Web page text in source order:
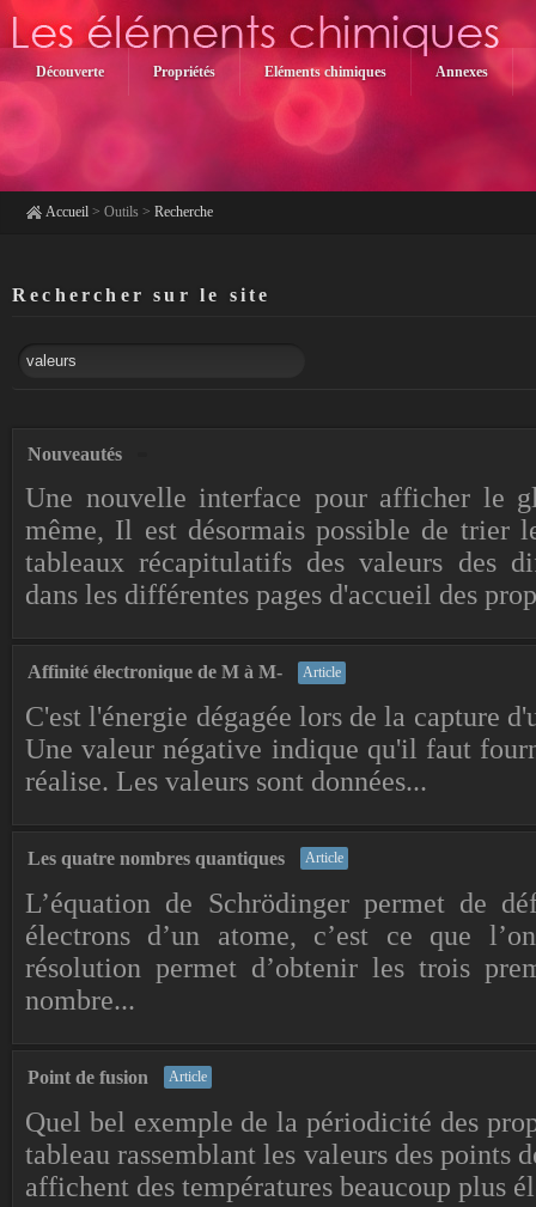
Découverte Propriétés Eléments chimiques Annexes
Accueil > Outils > Recherche
Rechercher sur le site
Nouveautés
Une nouvelle interface pour afficher le
même, Il est désormais possible de trier
tableaux récapitulatifs des valeurs des
dans les différentes pages d'accueil des
Affinité électronique de M à M- Article
C'est l'énergie dégagée lors de la capture
Une valeur négative indique qu'il faut
réalise. Les valeurs sont données...
Les quatre nombres quantiques Article
L’équation de Schrödinger permet de
électrons d’un atome, c’est ce que
résolution permet d’obtenir les trois
nombre...
Point de fusion Article
Quel bel exemple de la périodicité des
tableau rassemblant les valeurs des points
affichent des températures beaucoup plus